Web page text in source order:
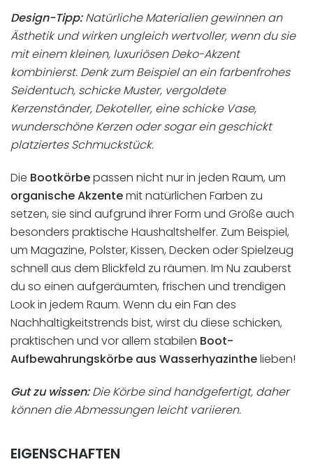
Design-Tipp:Natürliche Materialien gewinnen an
Ästhetik und wirken ungleich wertvoller, wenn du sie
mit einem kleinen, luxuriösen Deko-Akzent
kombinierst. Denk zum Beispiel an ein farbenfrohes
Seidentuch, schicke Muster, vergoldete
Kerzenständer, Dekoteller, eine schicke Vase,
wunderschöne Kerzen oder sogar ein geschickt
platziertes Schmuckstück.
Die Bootkörbepassen nicht nur in jeden Raum, um
organische Akzentemit natürlichen Farben zu
setzen, sie sind aufgrund ihrer Form und Größe auch
besonders praktische Haushaltshelfer. Zum Beispiel,
um Magazine, Polster, Kissen, Decken oder Spielzeug
schnell aus dem Blickfeld zu räumen. Im Nu zauberst
du so einen aufgeräumten, frischen und trendigen
Look in jedem Raum. Wenn du ein Fan des
Nachhaltigkeitstrends bist, wirst du diese schicken,
praktischen und vor allem stabilen Boot-
Aufbewahrungskörbe aus Wasserhyazinthelieben!
Gut zu wissen:Die Körbe sind handgefertigt, daher
können die Abmessungen leicht variieren.
EIGENSCHAFTEN